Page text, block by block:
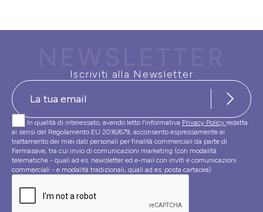
Iscriviti alla Newsletter
In qualità di interessato, avendo letto l’informativa Privacy Policy redatta
ai sensi del Regolamento EU 2016/679, acconsento espressamente al
trattamento dei miei dati personali per finalità commerciali da parte di
Farmasave, tra cui invio di comunicazioni marketing (con modalità
telematiche - quali ad es. newsletter ed e-mail con inviti e comunicazioni
commerciali - e modalità tradizionali, quali ad es. posta cartacea)